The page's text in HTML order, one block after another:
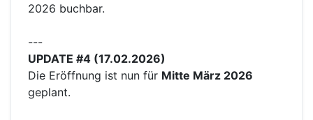
2026 buchbar.
---
UPDATE #4 (17.02.2026)
Die Eröffnung ist nun für Mitte März 2026
geplant.